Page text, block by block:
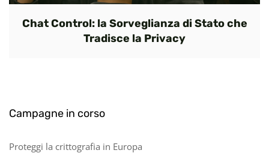
Chat Control: la Sorveglianza di Stato che
Tradisce la Privacy
Campagne in corso
Proteggi la crittografia in Europa